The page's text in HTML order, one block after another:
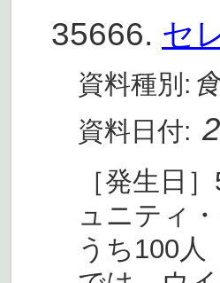
35666. セ
資料種別:
資料日付:
［発生日
ュニティ
うち100人